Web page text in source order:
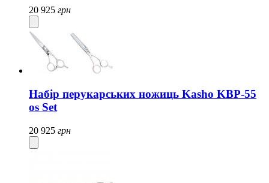
20 925 грн
Набір перукарських ножиць Kasho KBP-55
os Set
20 925 грн